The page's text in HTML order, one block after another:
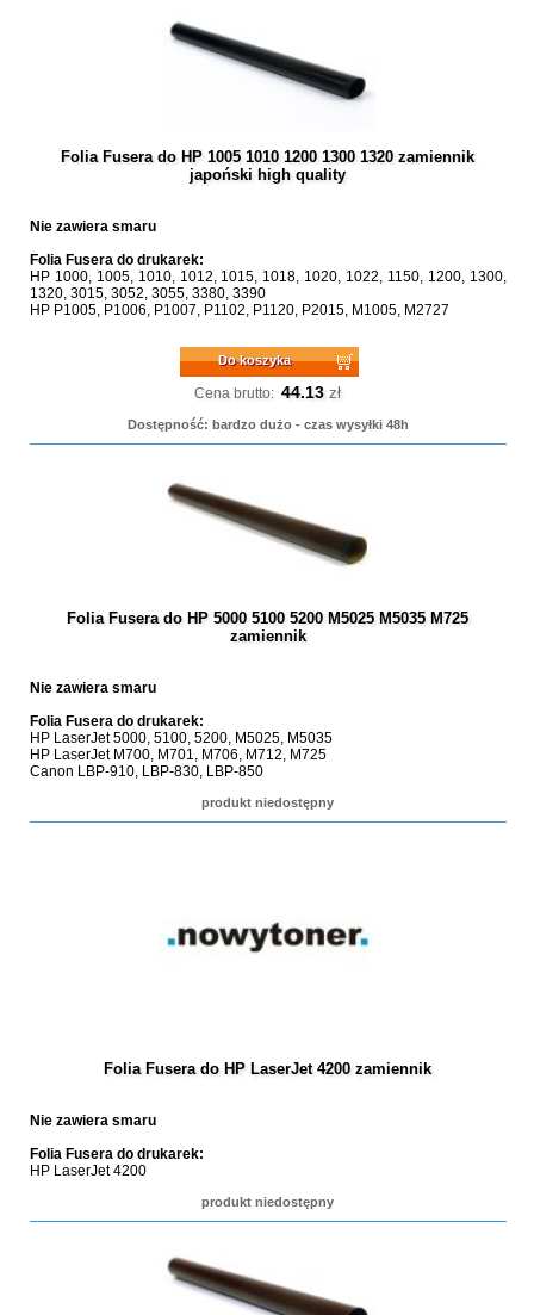
Folia Fusera do HP 1005 1010 1200 1300 1320 zamiennik
japoński high quality
Nie zawiera smaru
Folia Fusera do drukarek:
HP 1000, 1005, 1010, 1012, 1015, 1018, 1020, 1022, 1150, 1200, 1300,
1320, 3015, 3052, 3055, 3380, 3390
HP P1005, P1006, P1007, P1102, P1120, P2015, M1005, M2727
Do koszyka
Cena brutto: 44.13 zł
Dostępność: bardzo dużo - czas wysyłki 48h
Folia Fusera do HP 5000 5100 5200 M5025 M5035 M725
zamiennik
Nie zawiera smaru
Folia Fusera do drukarek:
HP LaserJet 5000, 5100, 5200, M5025, M5035
HP LaserJet M700, M701, M706, M712, M725
Canon LBP-910, LBP-830, LBP-850
produkt niedostępny
Folia Fusera do HP LaserJet 4200 zamiennik
Nie zawiera smaru
Folia Fusera do drukarek:
HP LaserJet 4200
produkt niedostępny